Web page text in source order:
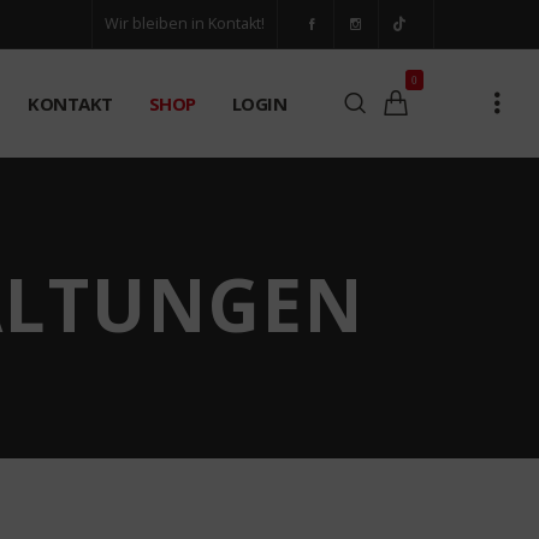
Wir bleiben in Kontakt!
0
KONTAKT SHOP LOGIN